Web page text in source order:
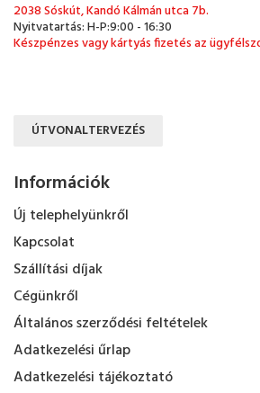
2038 Sóskút, Kandó Kálmán utca 7b.
Nyitvatartás: H-P:9:00 - 16:30
Készpénzes vagy kártyás fizetés az
ÚTVONALTERVEZÉS
Információk
Új telephelyünkről
Kapcsolat
Szállítási díjak
Cégünkről
Általános szerződési feltételek
Adatkezelési űrlap
Adatkezelési tájékoztató